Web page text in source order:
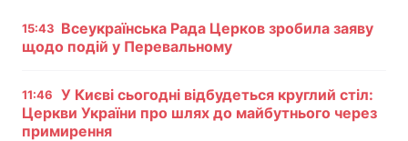
15:43 Всеукраїнська Рада Церков зробила заяву
щодо подій у Перевальному
11:46
У Києві сьогодні відбудеться круглий стіл:
Церкви України про шлях до майбутнього через
примирення